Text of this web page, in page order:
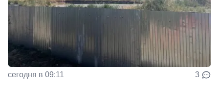
сегодня в 09:11 3